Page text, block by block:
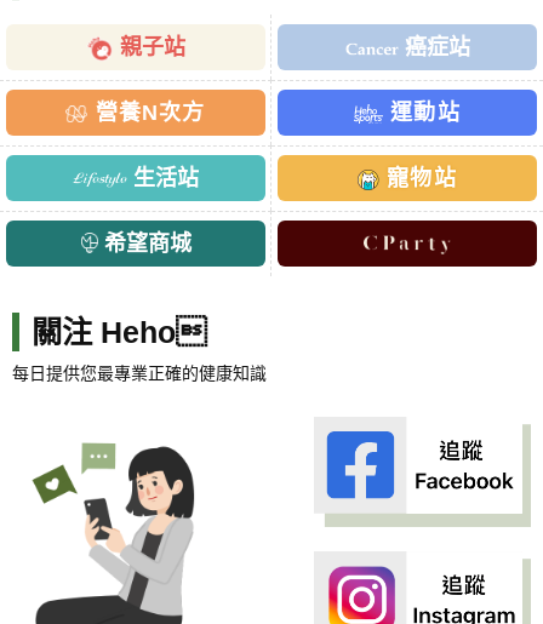
親子站 癌症站
營養N次方 運動站
生活站 寵物站
希望商城
關注 Heho
每日提供您最專業正確的健康知識